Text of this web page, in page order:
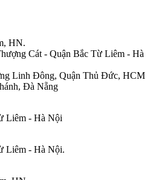
HN.
Cát - Quận Bắc Từ Liêm - Hà
Linh Đông, Quận Thủ Đức, HCM
Đà Nẵng
Liêm - Hà Nội
Liêm - Hà Nội.